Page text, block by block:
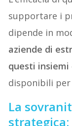
supportare i
dipende in
aziende di
questi
disponibili per
La
strategica: